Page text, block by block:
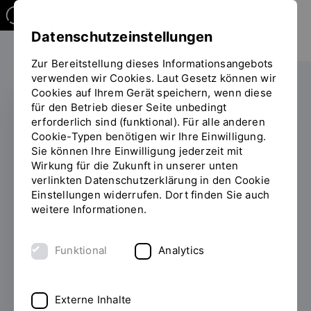
50 JAHRE INFORMATIK
Symposium Internet of
Things - Chance oder
Hindernis –
zunehmende
Vernetzung in
Industrie-, Energie-
Datenschutzeinstellungen
Zur Bereitstellung dieses Informationsangebots
verwenden wir Cookies. Laut Gesetz können wir
Cookies auf Ihrem Gerät speichern, wenn diese
für den Betrieb dieser Seite unbedingt
erforderlich sind (funktional). Für alle anderen
Cookie-Typen benötigen wir Ihre Einwilligung.
Sie können Ihre Einwilligung jederzeit mit
Wirkung für die Zukunft in unserer unten
verlinkten Datenschutzerklärung in den Cookie
Einstellungen widerrufen. Dort finden Sie auch
weitere Informationen.
Funktional Analytics
Externe Inhalte